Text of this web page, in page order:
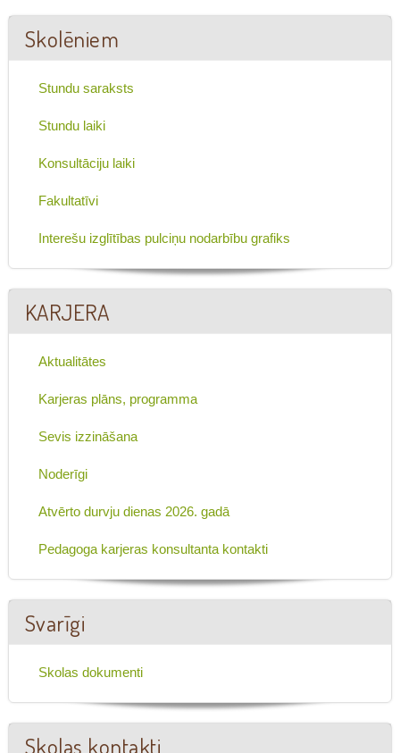
Skolēniem
Stundu saraksts
Stundu laiki
Konsultāciju laiki
Fakultatīvi
Interešu izglītības pulciņu nodarbību grafiks
KARJERA
Aktualitātes
Karjeras plāns, programma
Sevis izzināšana
Noderīgi
Atvērto durvju dienas 2026. gadā
Pedagoga karjeras konsultanta kontakti
Svarīgi
Skolas dokumenti
Skolas kontakti